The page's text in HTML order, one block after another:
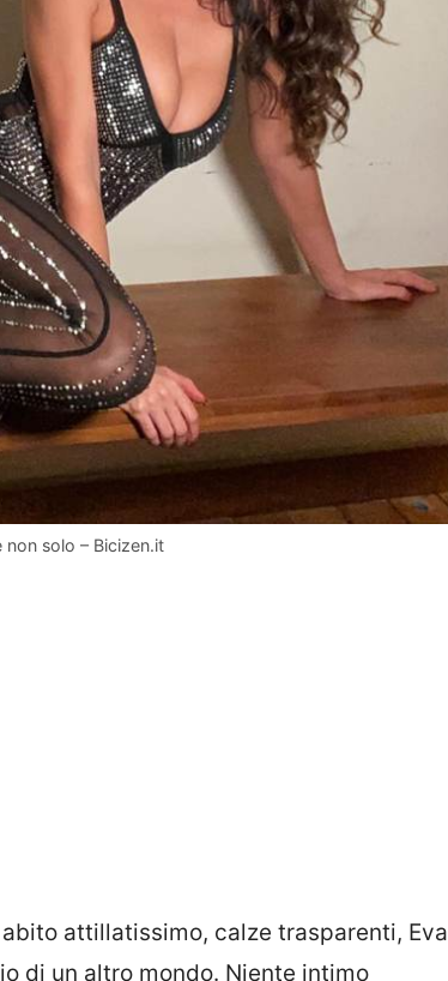
non solo – Bicizen.it
abito attillatissimo, calze trasparenti, Eva
di un altro mondo. Niente intimo